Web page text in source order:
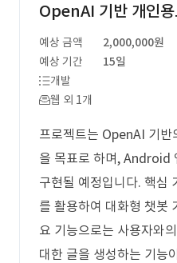
OpenAI 기반 개인
예상 금액
2,000,000원
예상 기간
15일
개발
웹 외 1개
프로젝트는 OpenAI 기반
을 목표로 하며, Android
구현될 예정입니다. 핵심
를 활용하여 대화형 챗봇
요 기능으로는 사용자와
대한 글을 생성하는 기능